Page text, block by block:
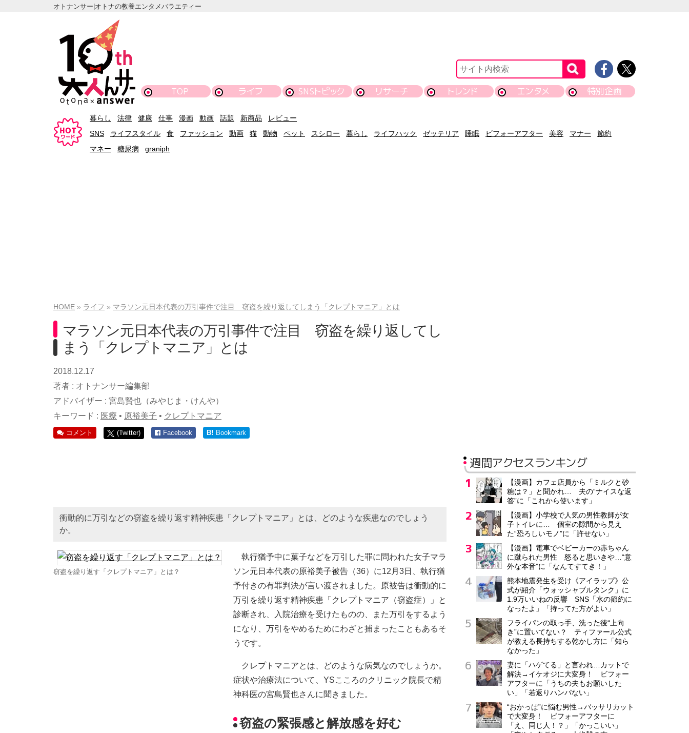
オトナンサー|オトナの教養エンタメバラエティー
TOP ライフ SNSトピック リサーチ トレンド エンタメ 特別企画
暮らし 法律 健康 仕事 漫画 動画 話題 新商品
レビュー
SNS
ライフスタイル 食 ファッション 動画 猫 動物 ペット スシロー 暮らし ライフハック ゼッテリア 睡眠 ビフォーアフター 美容 マナー
節約
マネー
糖尿病 graniph
HOME ライフ マラソン元日本代表の万引事件で注目 窃盗を繰り返してしまう「クレプトマニア」とは
マラソン元日本代表の万引事件で注目 窃盗を繰り返してし
まう「クレプトマニア」とは
2018.12.17
著者 : オトナンサー編集部
アドバイザー : 宮島賢也（みやじま・けんや）
キーワード : 医療 • 原裕美子 • クレプトマニア
コメント (Twitter) Facebook B! Bookmark
衝動的に万引などの窃盗を繰り返す精神疾患「クレプトマニア」とは、どのような疾患なのでしょう
か。
窃盗を繰り返す「クレプトマニア」とは？
執行猶予中に菓子などを万引した罪に問われた女子マラ
ソン元日本代表の原裕美子被告（36）に12月3日、執行猶
予付きの有罪判決が言い渡されました。原被告は衝動的に
万引を繰り返す精神疾患「クレプトマニア（窃盗症）」と
診断され、入院治療を受けたものの、また万引をするよう
になり、万引をやめるためにわざと捕まったこともあるそ
うです。
クレプトマニアとは、どのような病気なのでしょうか。
症状や治療法について、YSこころのクリニック院長で精
神科医の宮島賢也さんに聞きました。
窃盗の緊張感と解放感を好む
週間アクセスランキング
【漫画】カフェ店員から「ミルクと砂
糖は？」と聞かれ… 夫の“ナイスな返
答”に「これから使います」
【漫画】小学校で人気の男性教師が女
子トイレに… 個室の隙間から見え
た“恐ろしいモノ”に「許せない」
【漫画】電車でベビーカーの赤ちゃん
に蹴られた男性 怒ると思いきや…“意
外な本音”に「なんてすてき！」
熊本地震発生を受け《アイラップ》公
式が紹介「ウォッシャブルタンク」に
1.9万いいねの反響 SNS「水の節約に
なったよ」「持ってた方がよい」
フライパンの取っ手、洗った後“上向
き”に置いてない？ ティファール公式
が教える長持ちする乾かし方に「知ら
なかった」
妻に「ハゲてる」と言われ…カットで
解決→イケオジに大変身！ ビフォー
アフターに「うちの夫もお願いした
い」「若返りハンパない」
“おかっぱ”に悩む男性→バッサリカット
で大変身！ ビフォーアフターに
「え、同じ人！？」「かっこいい」